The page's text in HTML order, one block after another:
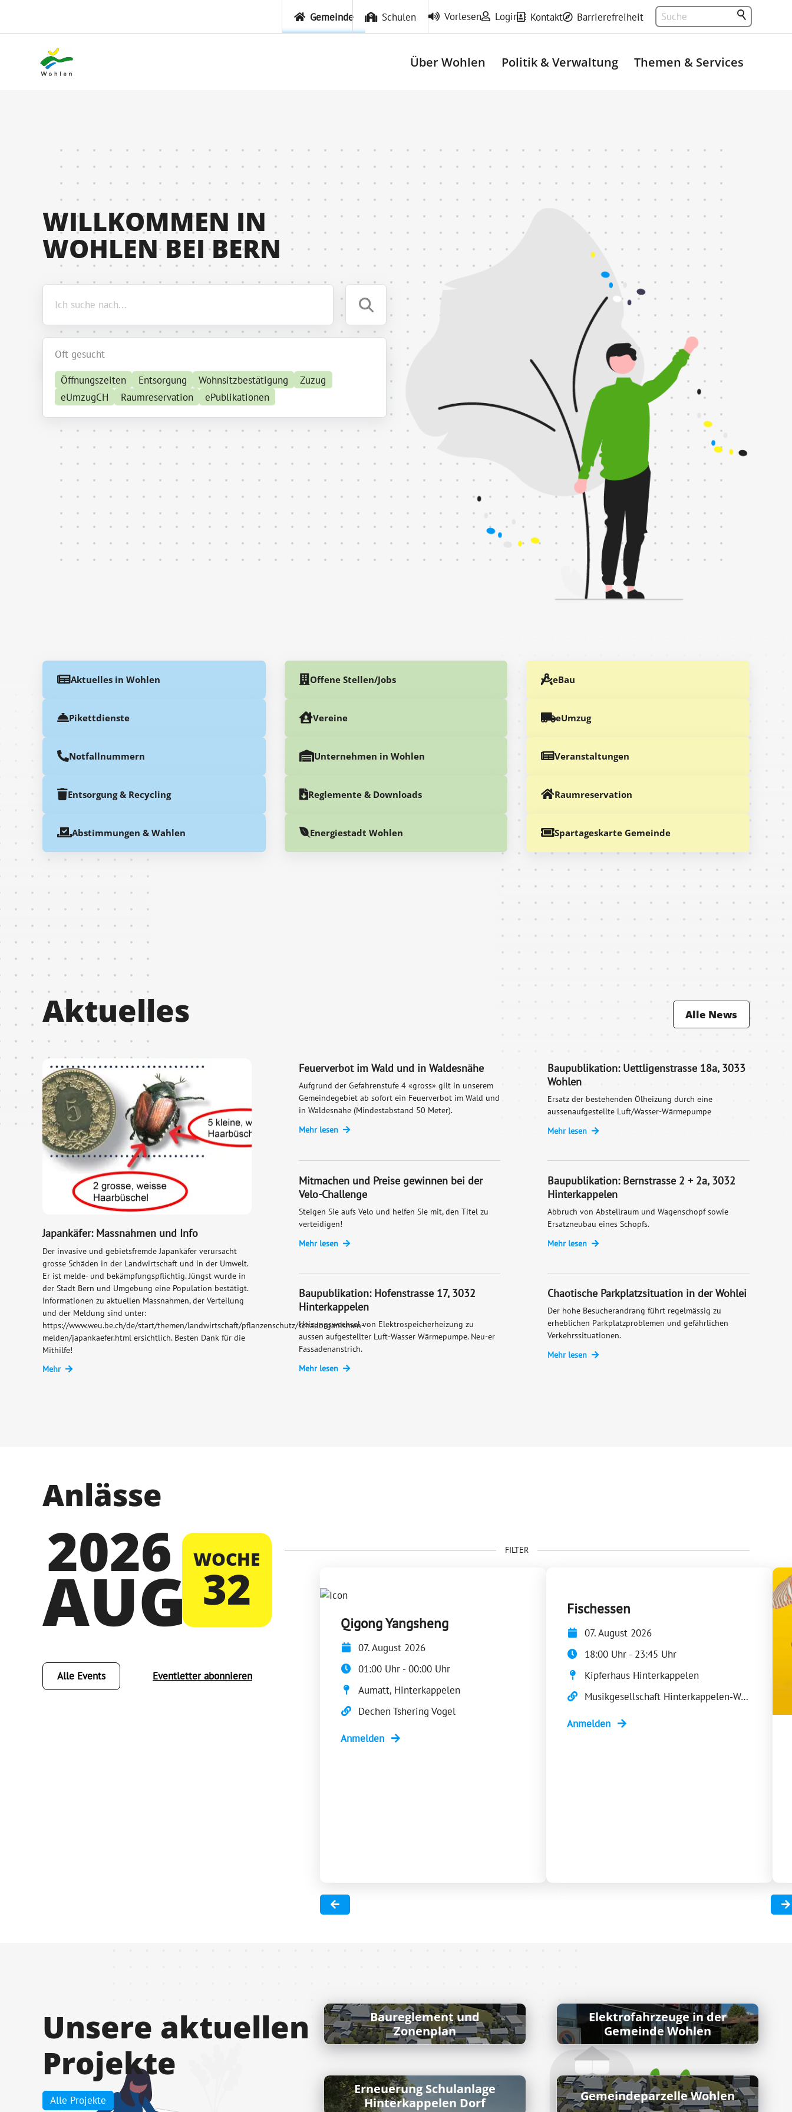
Barrierefreiheit
Kontakt
Login
Gemeinde Schulen Vorlesen
Über Wohlen Politik & Verwaltung Themen & Services
WILLKOMMEN IN
WOHLEN BEI BERN
Oft gesucht
Öffnungszeiten
Entsorgung Wohnsitzbestätigung
Zuzug
eUmzugCH
Raumreservation ePublikationen
Aktuelles in Wohlen
Pikettdienste
Notfallnummern
Entsorgung & Recycling
Abstimmungen & Wahlen
Offene Stellen/Jobs
Vereine
Unternehmen in Wohlen
Reglemente & Downloads
Energiestadt Wohlen
eBau
eUmzug
Veranstaltungen
Raumreservation
Spartageskarte Gemeinde
Aktuelles Alle News
Japankäfer: Massnahmen und Info
Der invasive und gebietsfremde Japankäfer verursacht
grosse Schäden in der Landwirtschaft und in der Umwelt.
Er ist melde- und bekämpfungspflichtig. Jüngst wurde in
der Stadt Bern und Umgebung eine Population bestätigt.
Informationen zu aktuellen Massnahmen, der Verteilung
und der Meldung sind unter:
https://www.weu.be.ch/de/start/themen/landwirtschaft/pflanzenschutz/schadorganismen-
melden/japankaefer.html ersichtlich. Besten Dank für die
Mithilfe!
Mehr
Feuerverbot im Wald und in Waldesnähe
Aufgrund der Gefahrenstufe 4 «gross» gilt in unserem
Gemeindegebiet ab sofort ein Feuerverbot im Wald und
in Waldesnähe (Mindestabstand 50 Meter).
Mehr lesen
Mitmachen und Preise gewinnen bei der
Velo-Challenge
Steigen Sie aufs Velo und helfen Sie mit, den Titel zu
verteidigen!
Mehr lesen
Baupublikation: Hofenstrasse 17, 3032
Hinterkappelen
Heizungswechsel von Elektrospeicherheizung zu
aussen aufgestellter Luft-Wasser Wärmepumpe. Neu-er
Fassadenanstrich.
Mehr lesen
Baupublikation: Uettligenstrasse 18a, 3033
Wohlen
Ersatz der bestehenden Ölheizung durch eine
aussenaufgestellte Luft/Wasser-Wärmepumpe
Mehr lesen
Baupublikation: Bernstrasse 2 + 2a, 3032
Hinterkappelen
Abbruch von Abstellraum und Wagenschopf sowie
Ersatzneubau eines Schopfs.
Mehr lesen
Chaotische Parkplatzsituation in der Wohlei
Der hohe Besucherandrang führt regelmässig zu
erheblichen Parkplatzproblemen und gefährlichen
Verkehrssituationen.
Mehr lesen
Anlässe
2026 WOCHE
32
AUG
Alle Events Eventletter abonnieren
FILTER
Qigong Yangsheng
07. August 2026
01:00 Uhr - 00:00 Uhr
Aumatt, Hinterkappelen
Dechen Tshering Vogel
Anmelden
Fischessen
07. August 2026
18:00 Uhr - 23:45 Uhr
Kipferhaus Hinterkappelen
Musikgesellschaft Hinterkappelen-Wohlen (MGHW)
Anmelden
Unsere aktuellen
Projekte
Alle Projekte
Baureglement und
Zonenplan
Elektrofahrzeuge in der
Gemeinde Wohlen
Erneuerung Schulanlage
Hinterkappelen Dorf
Gemeindeparzelle Wohlen